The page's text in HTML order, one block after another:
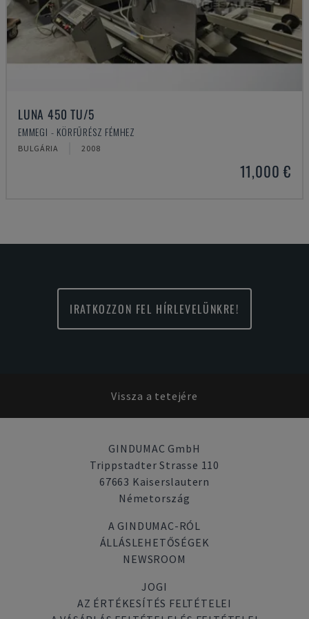
LUNA 450 TU/5
EMMEGI - KÖRFŰRÉSZ FÉMHEZ
BULGÁRIA 2008
11,000 €
IRATKOZZON FEL HÍRLEVELÜNKRE!
Vissza a tetejére
GINDUMAC GmbH
Trippstadter Strasse 110
67663 Kaiserslautern
Németország
A GINDUMAC-RÓL
ÁLLÁSLEHETŐSÉGEK
NEWSROOM
JOGI
AZ ÉRTÉKESÍTÉS FELTÉTELEI